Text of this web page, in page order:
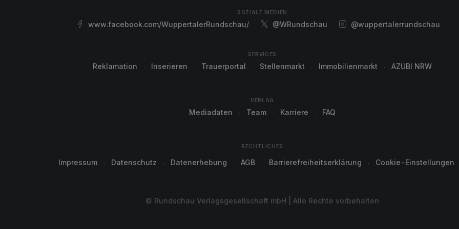
SOZIALE MEDIEN
www.facebook.com/WuppertalerRundschau/ @WRundschau @wuppertalerrundschau
SERVICES
Reklamation Inserieren Trauerportal Stellenmarkt Immobilienmarkt AZUBI NRW
VERLAG
Mediadaten Team Karriere FAQ
RECHTLICHES
Impressum Datenschutz Datenerhebung AGB Barrierefreiheitserklärung Cookie-Einstellungen
© Rundschau Verlagsgesellschaft mbH | Alle Rechte vorbehalten